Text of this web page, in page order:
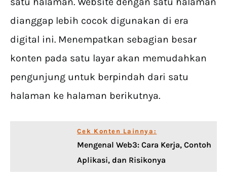
dianggap lebih cocok digunakan di era
digital ini. Menempatkan sebagian besar
konten pada satu layar akan memudahkan
pengunjung untuk berpindah dari satu
halaman ke halaman berikutnya.
Cek Konten Lainnya:
Mengenal Web3: Cara Kerja, Contoh
Aplikasi, dan Risikonya